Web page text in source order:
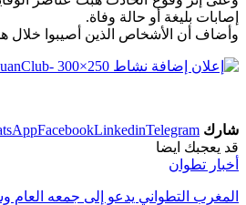
إصابات بليغة أو حالة وفاة.
وأضاف أن الأشخاص الذين أصيبوا خلال
شارك FacebookLinkedinTelegram
قد يعجبك ايضا
أخبار تطوان
المغرب التطواني يدعو إلى جمعه